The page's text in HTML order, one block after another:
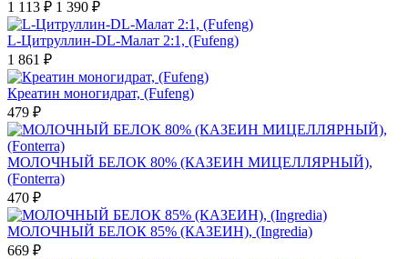
1 113 ₽ 1 390 ₽
L-Цитруллин-DL-Малат 2:1, (Fufeng)
1 861 ₽
Креатин моногидрат, (Fufeng)
479 ₽
МОЛОЧНЫЙ БЕЛОК 80% (КАЗЕИН МИЦЕЛЛЯРНЫЙ),
(Fonterra)
470 ₽
МОЛОЧНЫЙ БЕЛОК 85% (КАЗЕИН), (Ingredia)
669 ₽